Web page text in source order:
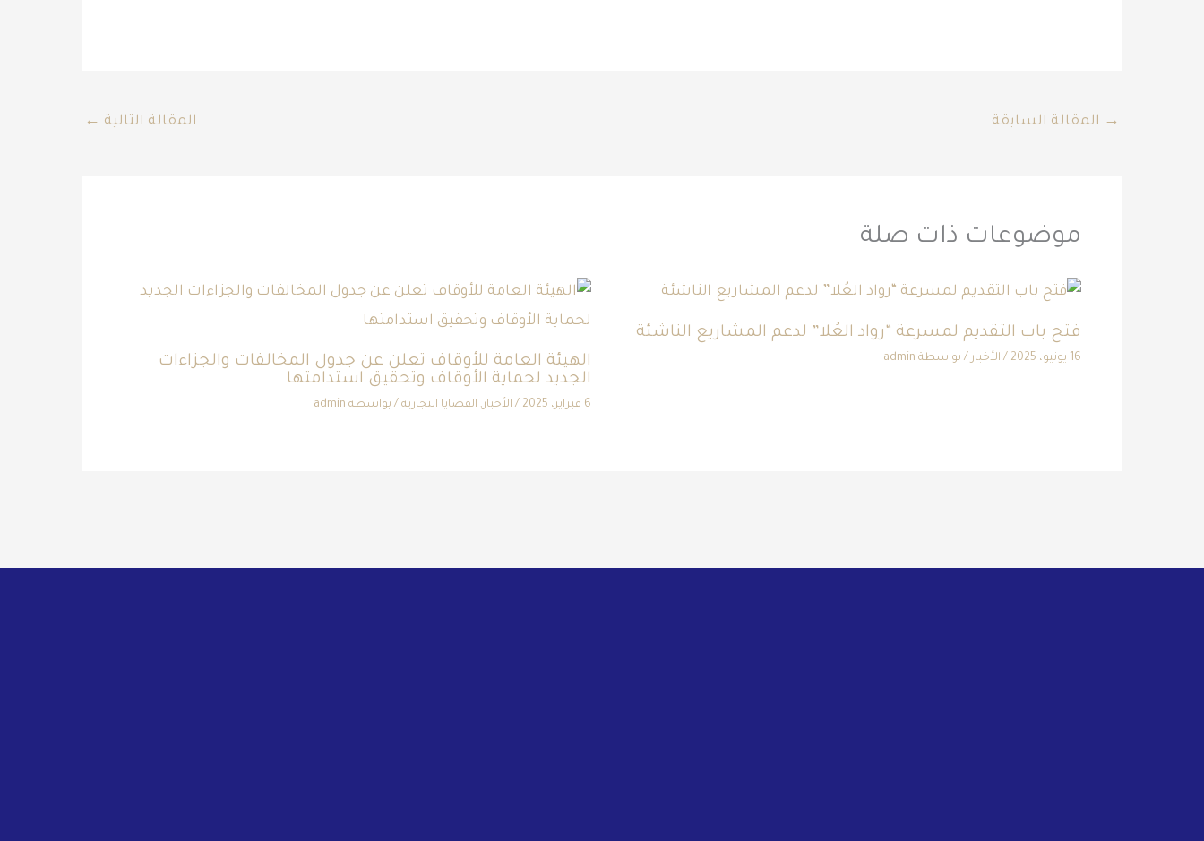
→ المقالة السابقة المقالة التالية ←
موضوعات ذات صلة
فتح باب التقديم لمسرعة “رواد العُلا” لدعم المشاريع الناشئة
16 يونيو، 2025 / الأخبار / بواسطة admin
الهيئة العامة للأوقاف تعلن عن جدول المخالفات والجزاءات
الجديد لحماية الأوقاف وتحقيق استدامتها
6 فبراير، 2025 / الأخبار , القضايا التجارية / بواسطة admin